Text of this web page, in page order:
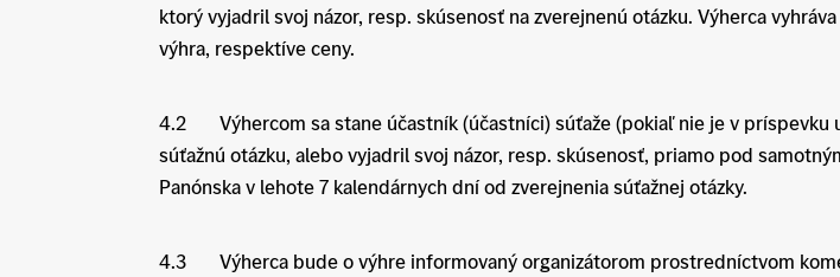
ktorý vyjadril svoj názor, resp. skúsenosť na zverejnenú otázku. Výherca
výhra, respektíve ceny.
4.2 Výhercom sa stane účastník (účastníci) súťaže (pokiaľ nie je v príspevku
súťažnú otázku, alebo vyjadril svoj názor, resp. skúsenosť, priamo pod
Panónska v lehote 7 kalendárnych dní od zverejnenia súťažnej otázky.
4.3 Výherca bude o výhre informovaný organizátorom prostredníctvom